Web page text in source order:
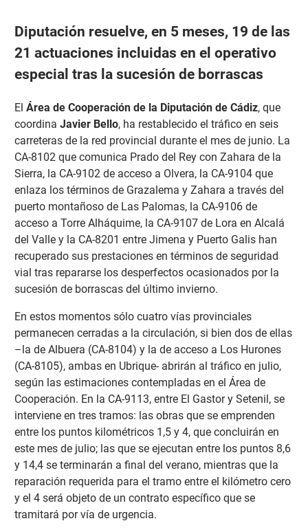
Diputación resuelve, en 5 meses, 19 de las
21 actuaciones incluidas en el operativo
especial tras la sucesión de borrascas
El Área de Cooperación de la Diputación de Cádiz, que
coordina Javier Bello, ha restablecido el tráfico en seis
carreteras de la red provincial durante el mes de junio. La
CA-8102 que comunica Prado del Rey con Zahara de la
Sierra, la CA-9102 de acceso a Olvera, la CA-9104 que
enlaza los términos de Grazalema y Zahara a través del
puerto montañoso de Las Palomas, la CA-9106 de
acceso a Torre Alháquime, la CA-9107 de Lora en Alcalá
del Valle y la CA-8201 entre Jimena y Puerto Galis han
recuperado sus prestaciones en términos de seguridad
vial tras repararse los desperfectos ocasionados por la
sucesión de borrascas del último invierno.
En estos momentos sólo cuatro vías provinciales
permanecen cerradas a la circulación, si bien dos de ellas
–la de Albuera (CA-8104) y la de acceso a Los Hurones
(CA-8105), ambas en Ubrique- abrirán al tráfico en julio,
según las estimaciones contempladas en el Área de
Cooperación. En la CA-9113, entre El Gastor y Setenil, se
interviene en tres tramos: las obras que se emprenden
entre los puntos kilométricos 1,5 y 4, que concluirán en
este mes de julio; las que se ejecutan entre los puntos 8,6
y 14,4 se terminarán a final del verano, mientras que la
reparación requerida para el tramo entre el kilómetro cero
y el 4 será objeto de un contrato específico que se
tramitará por vía de urgencia.